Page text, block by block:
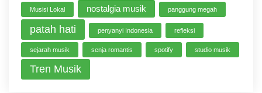
Musisi Lokal nostalgia musik panggung megah
patah hati penyanyi Indonesia refleksi
sejarah musik senja romantis spotify studio musik
Tren Musik